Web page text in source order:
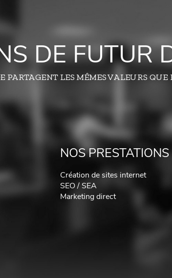
DE FUTUR
PARTAGENT LES MÊMES VALEURS
NOS PRESTATIONS
Création de sites internet
SEO / SEA
Marketing direct